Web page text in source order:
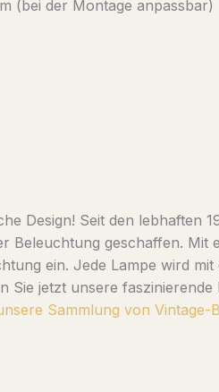
(bei der Montage anpassbar)
Design! Seit den
Beleuchtung geschaffen.
ein. Jede Lampe wird
Sie jetzt unsere
Sammlung von Vintage-